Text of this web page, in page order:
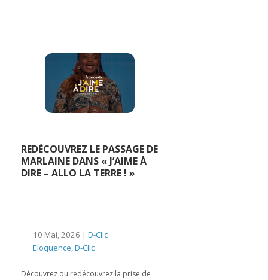
REDÉCOUVREZ LE PASSAGE DE
MARLAINE DANS « J’AIME À
DIRE – ALLO LA TERRE ! »
10 Mai, 2026 | D-Clic
Eloquence,D-Clic
Découvrez ou redécouvrez la prise de